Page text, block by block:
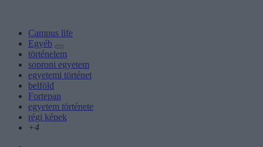
Campus life
Egyéb
történelem
soproni egyetem
egyetemi történet
belföld
Fortepan
egyetem története
régi képek
+4